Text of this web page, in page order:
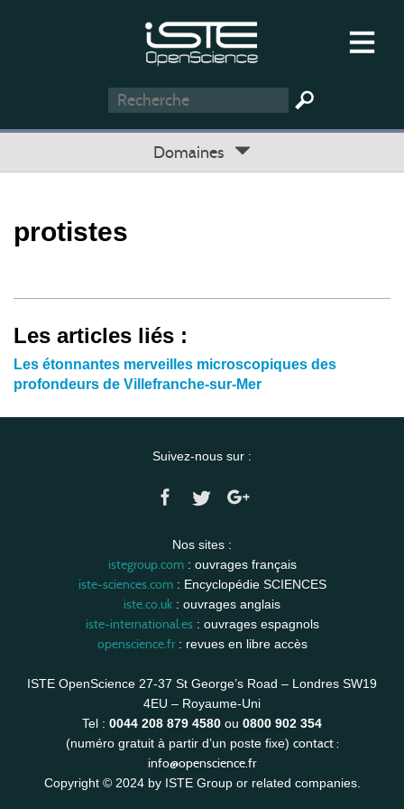
Domaines
protistes
Les articles liés :
Les étonnantes merveilles microscopiques des
profondeurs de Villefranche-sur-Mer
Suivez-nous sur :
Nos sites :
istegroup.com: ouvrages français
iste-sciences.com: Encyclopédie SCIENCES
iste.co.uk : ouvrages anglais
iste-international.es: ouvrages espagnols
openscience.fr: revues en libre accès
ISTE OpenScience 27-37 St George’s Road – Londres SW19
4EU – Royaume-Uni
Tel : 0044 208 879 4580 ou 0800 902 354
(numéro gratuit à partir d’un poste fixe) contact :
info@openscience.fr
Copyright © 2024 by ISTE Group or related companies.